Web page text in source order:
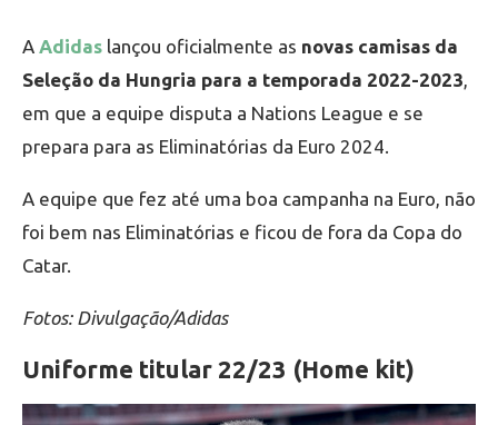
A Adidas lançou oficialmente as novas camisas da
Seleção da Hungria para a temporada 2022-2023,
em que a equipe disputa a Nations League e se
prepara para as Eliminatórias da Euro 2024.
A equipe que fez até uma boa campanha na Euro, não
foi bem nas Eliminatórias e ficou de fora da Copa do
Catar.
Fotos: Divulgação/Adidas
Uniforme titular 22/23 (Home kit)